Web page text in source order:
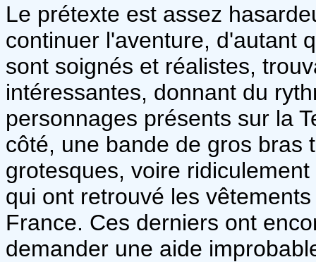
Le prétexte est assez
continuer l'aventure, d'autant
sont soignés et réalistes,
intéressantes, donnant du
personnages présents sur la
côté, une bande de gros bras
grotesques, voire
qui ont retrouvé les
France. Ces derniers ont
demander une aide